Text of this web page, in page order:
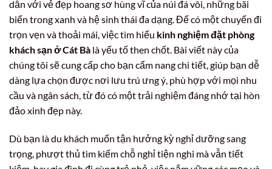
dẫn với vẻ đẹp hoang sơ hùng vĩ của núi đá vôi, những bãi
biển trong xanh và hệ sinh thái đa dạng. Để có một chuyến đi
trọn vẹn và thoải mái, việc tìm hiểu kinh nghiệm đặt phòng
khách sạn ở Cát Bà là yếu tố then chốt. Bài viết này của
chúng tôi sẽ cung cấp cho bạn cẩm nang chi tiết, giúp bạn dễ
dàng lựa chọn được nơi lưu trú ưng ý, phù hợp với mọi nhu
cầu và ngân sách, từ đó có một trải nghiệm đáng nhớ tại hòn
đảo xinh đẹp này.
Dù bạn là du khách muốn tận hưởng kỳ nghỉ dưỡng sang
trọng, phượt thủ tìm kiếm chỗ nghỉ tiện nghi mà vẫn tiết